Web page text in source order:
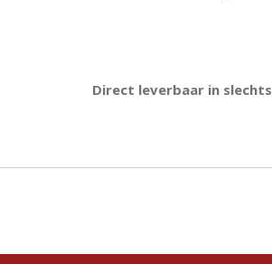
Direct leverbaar in